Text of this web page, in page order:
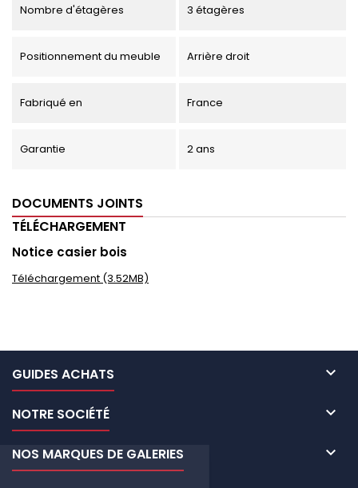
Nombre d'étagères 3 étagères
Positionnement du meuble Arrière droit
Fabriqué en France
Garantie 2 ans
DOCUMENTS JOINTS
TÉLÉCHARGEMENT
Notice casier bois
Téléchargement (3.52MB)
GUIDES ACHATS 
NOTRE SOCIÉTÉ 
NOS MARQUES DE GALERIES 